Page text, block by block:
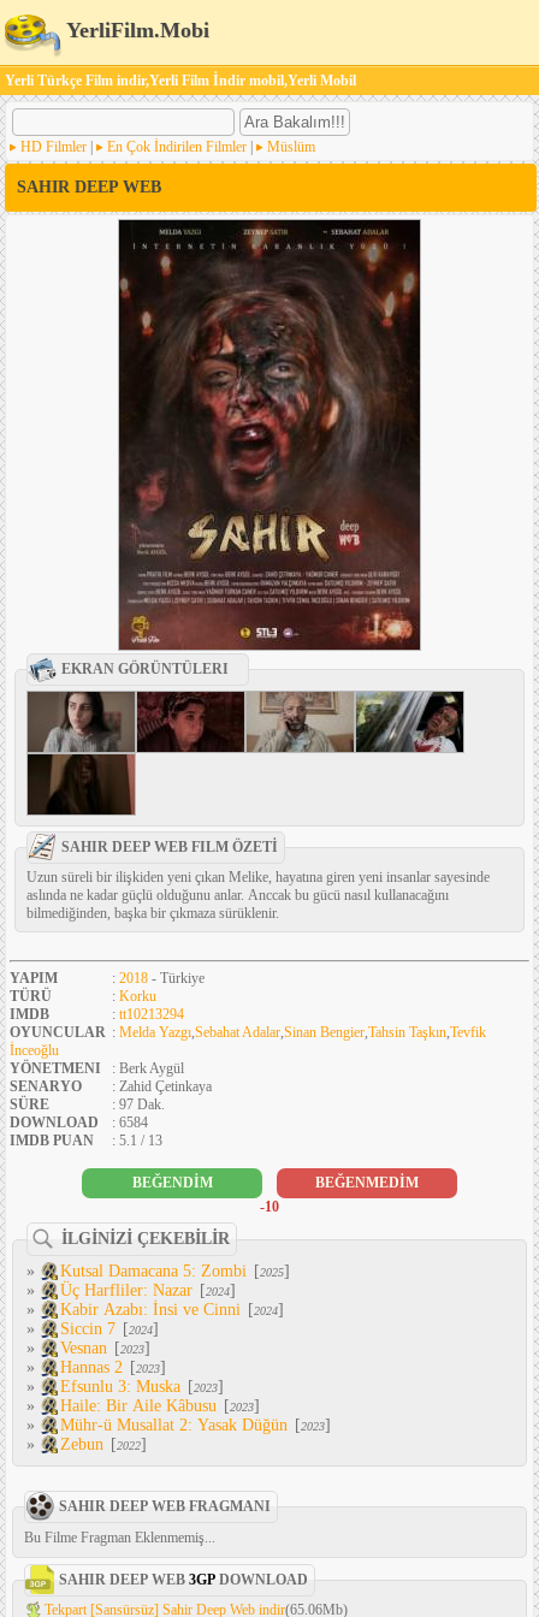
YerliFilm.Mobi
Yerli Türkçe Film indir,Yerli Film İndir mobil,Yerli Mobil
HD Filmler En Çok İndirilen Filmler Müslüm
SAHIR DEEP WEB
EKRAN GÖRÜNTÜLERI
SAHIR DEEP WEB FILM ÖZETİ
Uzun süreli bir ilişkiden yeni çıkan Melike, hayatına giren yeni insanlar sayesinde
aslında ne kadar güçlü olduğunu anlar. Anccak bu gücü nasıl kullanacağını
bilmediğinden, başka bir çıkmaza sürüklenir.
YAPIM : 2018 - Türkiye
TÜRÜ
: Korku
IMDB
: tt10213294
OYUNCULAR : Melda Yazgı,Sebahat Adalar,Sinan Bengier,Tahsin Taşkın,Tevfik
İnceoğlu
YÖNETMENI
: Berk Aygül
SENARYO
: Zahid Çetinkaya
SÜRE
: 97 Dak.
DOWNLOAD
: 6584
IMDB PUAN
: 5.1 / 13
BEĞENDİM
BEĞENMEDİM
-10
İLGİNİZİ ÇEKEBİLİR
»
Kutsal Damacana 5: Zombi [2025]
»
Üç Harfliler: Nazar [2024]
»
Kabir Azabı: İnsi ve Cinni [2024]
»
Siccin 7 [2024]
»
Vesnan [2023]
»
Hannas 2 [2023]
»
Efsunlu 3: Muska [2023]
»
Haile: Bir Aile Kâbusu [2023]
»
Mühr-ü Musallat 2: Yasak Düğün [2023]
»
Zebun [2022]
SAHIR DEEP WEB FRAGMANI
Bu Filme Fragman Eklenmemiş...
SAHIR DEEP WEB 3GP DOWNLOAD
Tekpart [Sansürsüz] Sahir Deep Web indir(65.06Mb)